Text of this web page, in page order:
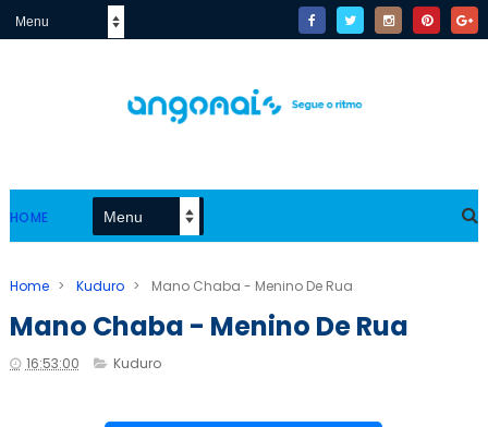
HOME
Home > Kuduro > Mano Chaba - Menino De Rua
Mano Chaba - Menino De Rua
16:53:00 Kuduro